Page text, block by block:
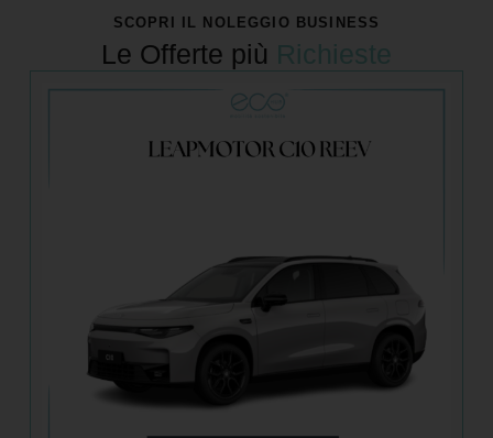
SCOPRI IL NOLEGGIO BUSINESS
Le Offerte più Richieste